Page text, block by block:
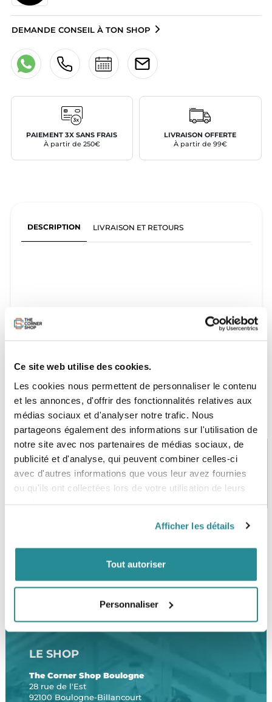
Ce site web utilise des cookies.
Les cookies nous permettent de personnaliser le contenu
et les annonces, d'offrir des fonctionnalités relatives aux
médias sociaux et d'analyser notre trafic. Nous
partageons également des informations sur l'utilisation de
notre site avec nos partenaires de médias sociaux, de
publicité et d'analyse, qui peuvent combiner celles-ci
avec d'autres informations que vous leur avez fournies
ou qu'ils ont collectées lors de votre utilisation de leurs
Afficher les détails
Tout autoriser
Personnaliser
DEMANDE CONSEIL À TON SHOP
PAIEMENT 3X SANS FRAIS
À partir de 250€
LIVRAISON OFFERTE
À partir de 99€
DESCRIPTION LIVRAISON ET RETOURS
CB, VISA, Mastercard, ALMA
Plus de 5000 produits en stock
SERVICE CLIENT
Une équipe de passionnés
FRAIS DE PORT OFFERTS
À partir de 99€ d’achat*
LE SHOP
The Corner Shop Boulogne
28 rue de l'Est
92100 Boulogne-Billancourt